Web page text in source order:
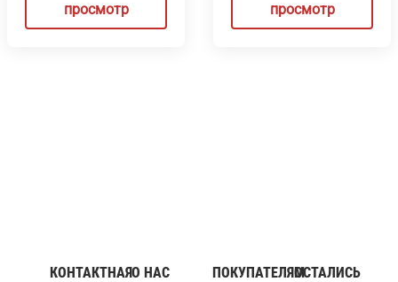
просмотр
просмотр
КОНТАКТНАЯО НАС ПОКУПАТЕЛЯМОСТАЛИСЬ